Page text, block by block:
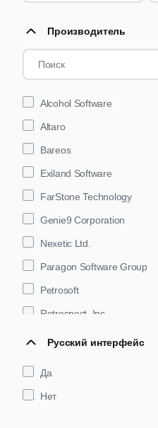
Производитель
Alcohol Software
Altaro
Bareos
Exiland Software
FarStone Technology
Genie9 Corporation
Nexetic Ltd.
Paragon Software Group
Petrosoft
Retrospect, Inc.
Soft-Action.inc
Русский интерфейс
Да
Нет